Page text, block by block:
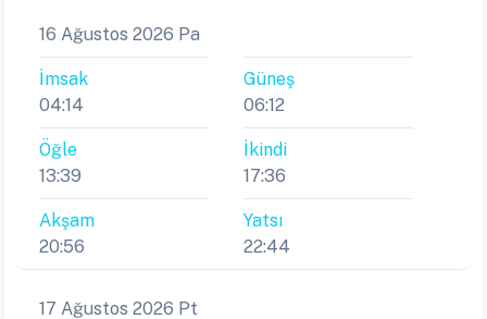
16 Ağustos 2026 Pa
İmsak
04:14
Güneş
06:12
Öğle
13:39
İkindi
17:36
Akşam
20:56
Yatsı
22:44
17 Ağustos 2026 Pt